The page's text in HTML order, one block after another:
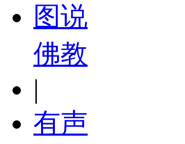
图说
佛教
|
有声